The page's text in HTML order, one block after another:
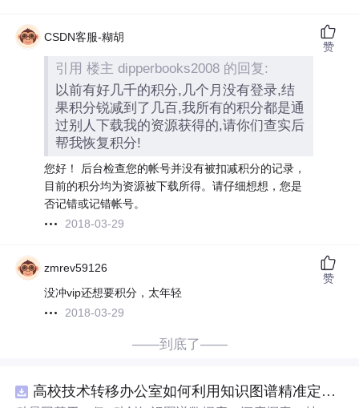
CSDN客服-糊胡
引用 楼主 dipperbooks2008 的回复:
以前有好几千的积分,几个月没有登录,结
果积分锐减到了几百,我所有的积分都是通
过别人下载我的资源获得的,请你们查实后
帮我恢复积分!
您好！ 后台检查您的帐号并没有被扣减积分的记录，
目前的积分均为资源被下载所得。请仔细想想，您是
否记错或记错帐号。
2018-03-29
赞
zmrev59126
没冲vip还想要积分，太年轻
2018-03-29
赞
——到底了——
高校技术转移办公室如何利用知识图谱精准定位产业需求与技术适配点？.docx